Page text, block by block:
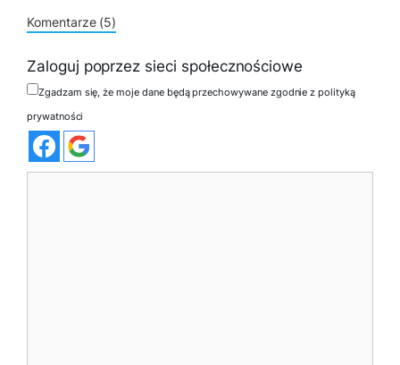
Komentarze (5)
Zaloguj poprzez sieci społecznościowe
Zgadzam się, że moje dane będą przechowywane zgodnie z polityką
prywatności